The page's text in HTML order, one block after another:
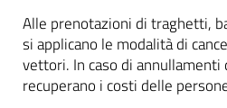
Alle prenotazioni di traghetti,
si applicano le modalità di
vettori. In caso di
recuperano i costi delle